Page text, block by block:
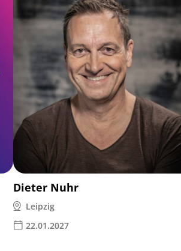
Dieter Nuhr
Leipzig
22.01.2027